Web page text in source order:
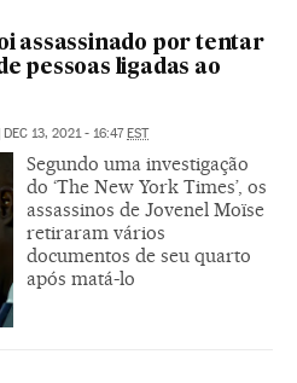
assassinado por tentar
pessoas ligadas ao
DEC 13, 2021 - 16:47 EST
Segundo uma investigação
do ‘The New York Times’, os
assassinos de Jovenel Moïse
retiraram vários
documentos de seu quarto
após matá-lo